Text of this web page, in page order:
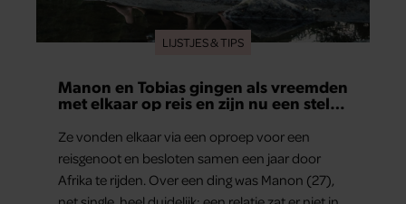
LIJSTJES & TIPS
Manon en Tobias gingen als vreemden
met elkaar op reis en zijn nu een stel:
Ze vonden elkaar via een oproep voor een
reisgenoot en besloten samen een jaar door
Afrika te rijden. Over een ding was Manon (27),